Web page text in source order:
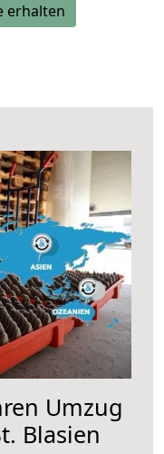
erhalten
Umzug
Blasien